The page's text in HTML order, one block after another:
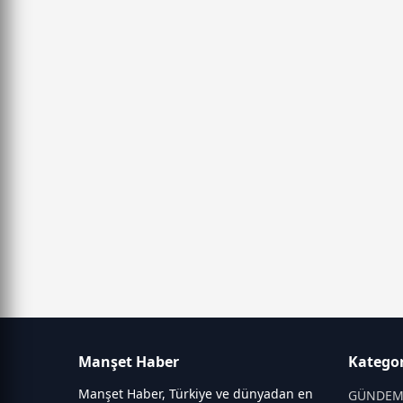
Manşet Haber
Manşet Haber, Türkiye ve dünyadan en GÜNDEM